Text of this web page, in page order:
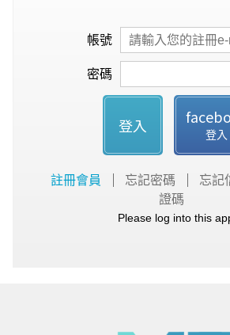
帳號
密碼
登入 登入
註冊會員 忘記密碼 忘記
證碼
Please log into this